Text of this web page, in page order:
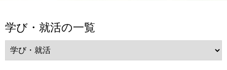
学び・就活の一覧